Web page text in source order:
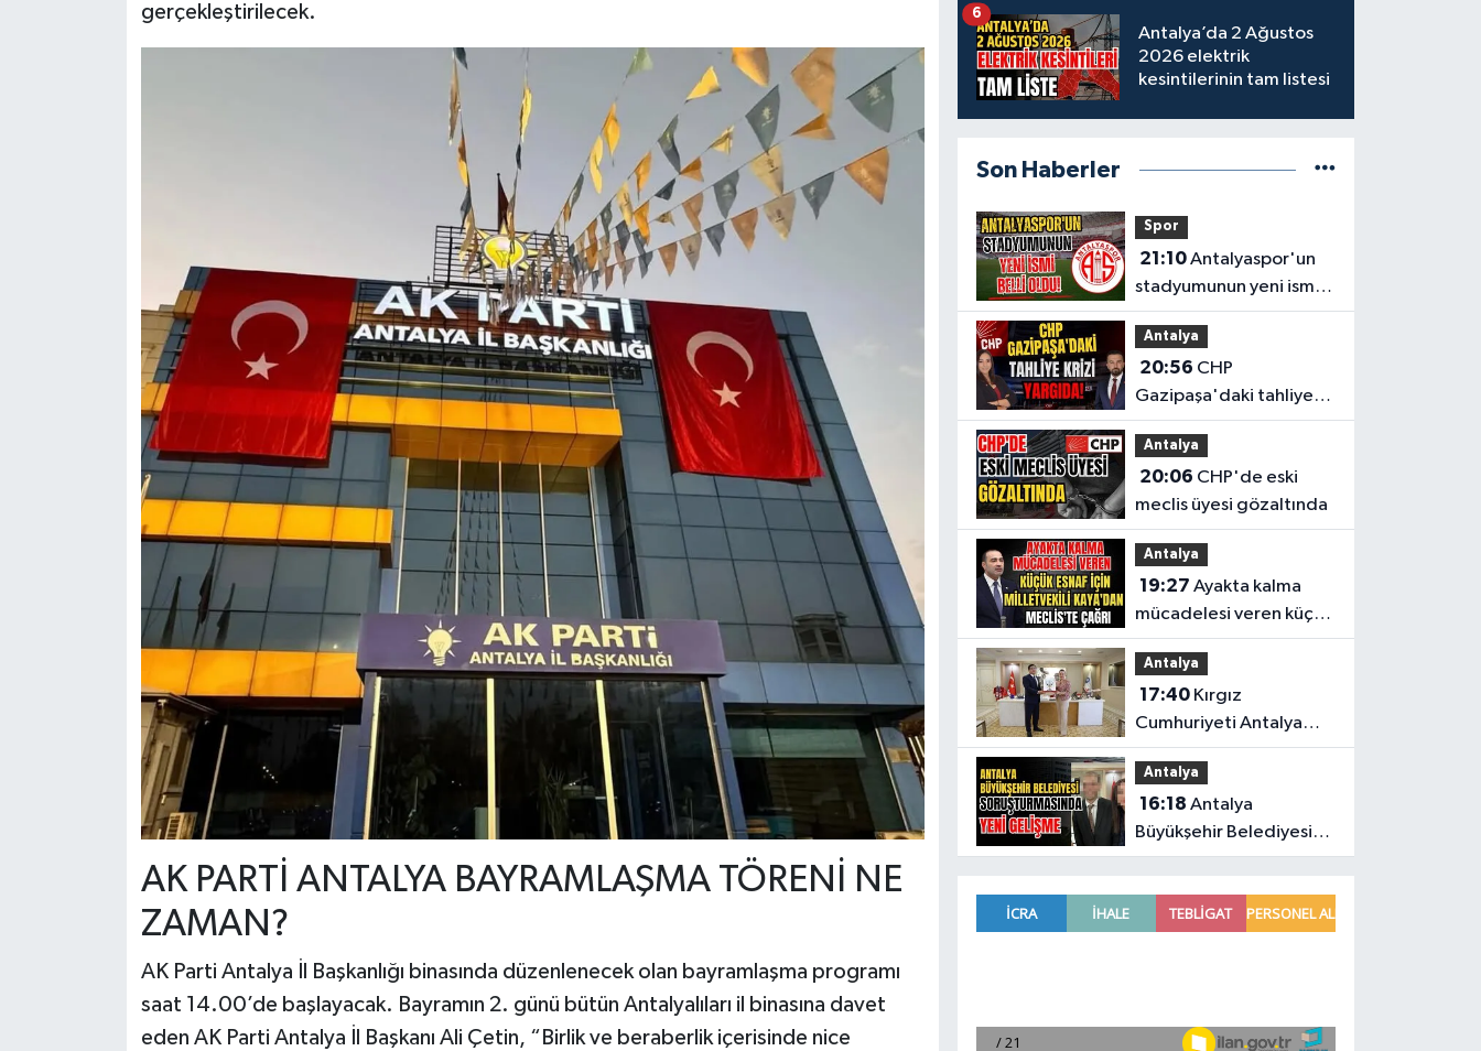
gerçekleştirilecek.
AK PARTİ ANTALYA BAYRAMLAŞMA TÖRENİ NE
ZAMAN?
AK Parti Antalya İl Başkanlığı binasında düzenlenecek olan bayramlaşma programı
saat 14.00’de başlayacak. Bayramın 2. günü bütün Antalyalıları il binasına davet
eden AK Parti Antalya İl Başkanı Ali Çetin, “Birlik ve beraberlik içerisinde nice
Antalya’da 2 Ağustos
2026 elektrik
kesintilerinin tam listesi
6
Son Haberler
Spor
21:10Antalyaspor'un
stadyumunun yeni ismi
belli oldu!
Antalya
20:56
Gazipaşa'daki tahliye
krizi yargıda!
Antalya
20:06
meclis üyesi gözaltında
Antalya
19:27
mücadelesi veren küçük
esnaf için Milletvekili
Kaya'dan Meclis'te
çağrı
Antalya
17:40Kırgız
Cumhuriyeti Antalya
Başkonsolosu’ndan
anlamlı ziyaret
Antalya
16:18
Büyükşehir Belediyesi
soruşturmasında yeni